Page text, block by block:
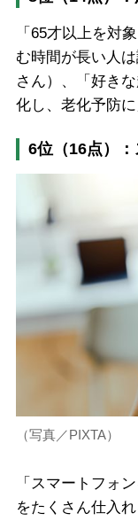
「65才以上を対
む時間が長い人
さん）、「好き
化し、老化予防に
6位（16点）
（写真／PIXTA）
「スマートフォ
をたくさん仕入